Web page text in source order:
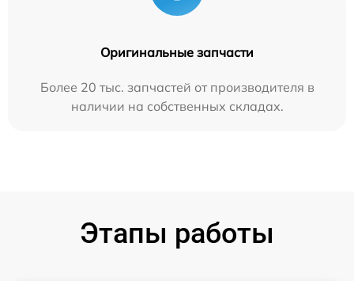
Оригинальные запчасти
Более 20 тыс. запчастей от производителя в
наличии на собственных складах.
Этапы работы